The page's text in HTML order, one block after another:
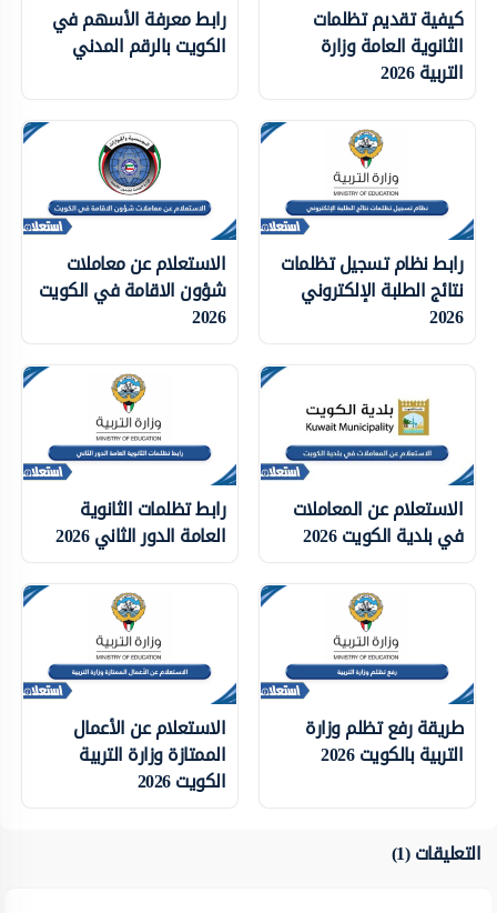
كيفية تقديم تظلمات
الثانوية العامة وزارة
التربية 2026
رابط معرفة الأسهم في
الكويت بالرقم المدني
رابط نظام تسجيل تظلمات
نتائج الطلبة الإلكتروني
2026
الاستعلام عن معاملات
شؤون الاقامة في الكويت
2026
الاستعلام عن المعاملات
في بلدية الكويت 2026
رابط تظلمات الثانوية
العامة الدور الثاني 2026
طريقة رفع تظلم وزارة
التربية بالكويت 2026
الاستعلام عن الأعمال
الممتازة وزارة التربية
الكويت 2026
التعليقات (1)